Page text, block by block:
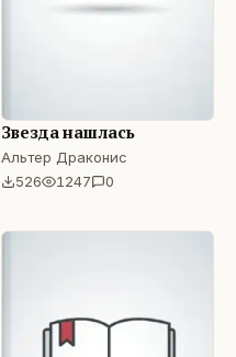
Звезда нашлась
Альтер Драконис
526
1247 0